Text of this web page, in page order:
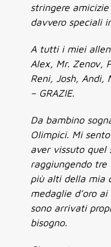
stringere
davvero speciali
A tutti i miei
Alex, Mr. Zenov,
Reni, Josh, Andi,
– GRAZIE.
Da bambino
Olimpici. Mi
aver vissuto quel
raggiungendo
più alti della mia
medaglie d’oro
sono arrivati
bisogno.